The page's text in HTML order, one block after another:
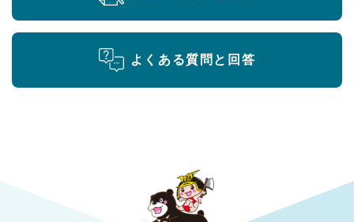
よくある質問と回答